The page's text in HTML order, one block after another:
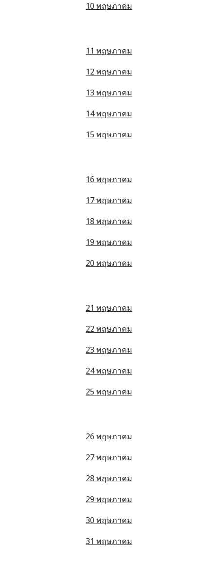
10 พฤษภาคม
11 พฤษภาคม
12 พฤษภาคม
13 พฤษภาคม
14 พฤษภาคม
15 พฤษภาคม
16 พฤษภาคม
17 พฤษภาคม
18 พฤษภาคม
19 พฤษภาคม
20 พฤษภาคม
21 พฤษภาคม
22 พฤษภาคม
23 พฤษภาคม
24 พฤษภาคม
25 พฤษภาคม
26 พฤษภาคม
27 พฤษภาคม
28 พฤษภาคม
29 พฤษภาคม
30 พฤษภาคม
31 พฤษภาคม